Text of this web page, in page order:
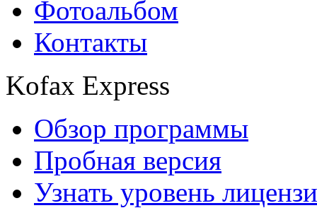
Фотоальбом
Контакты
Kofax Express
Обзор программы
Пробная версия
Узнать уровень